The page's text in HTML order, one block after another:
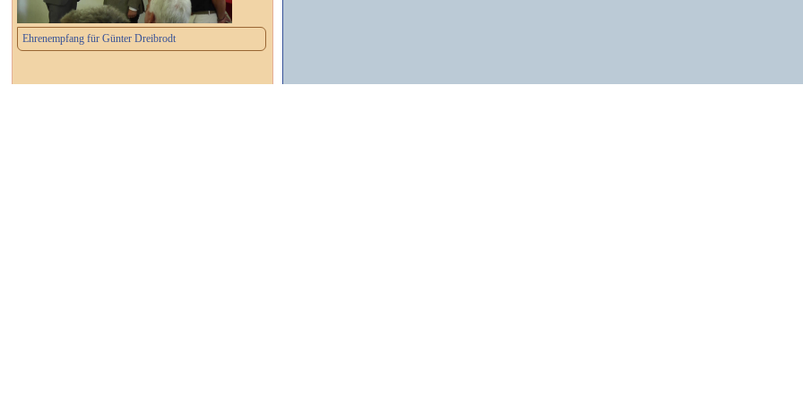
Ehrenempfang für Günter Dreibrodt